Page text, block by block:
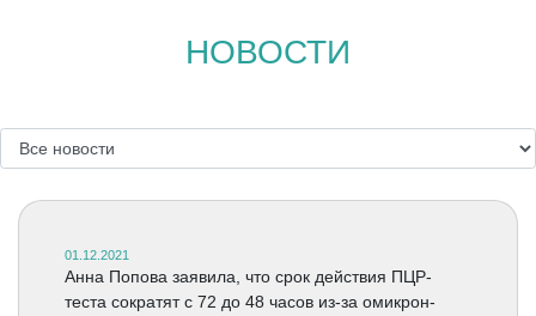
НОВОСТИ
01.12.2021
Анна Попова заявила, что срок действия ПЦР-
теста сократят с 72 до 48 часов из-за омикрон-